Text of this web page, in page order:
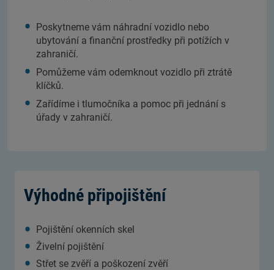
Poskytneme vám náhradní vozidlo nebo
ubytování a finanční prostředky při potížích v
zahraničí.
Pomůžeme vám odemknout vozidlo při ztrátě
klíčků.
Zařídíme i tlumočníka a pomoc při jednání s
úřady v zahraničí.
Výhodné připojištění
Pojištění okenních skel
Živelní pojištění
Střet se zvěří a poškození zvěří